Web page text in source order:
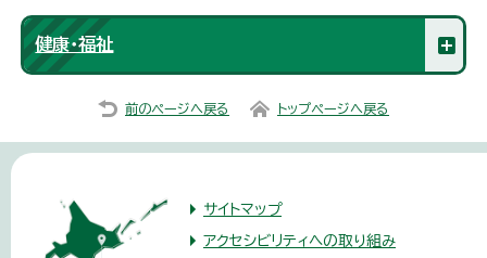
健康・福祉
前のページへ戻る トップページへ戻る
サイトマップ
アクセシビリティへの取り組み